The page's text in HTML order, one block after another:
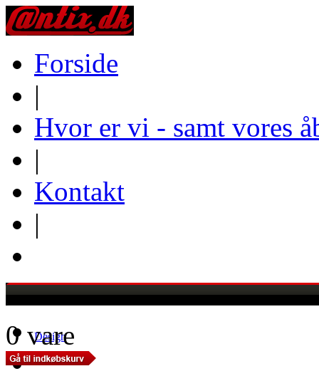
Forside
|
Hvor er vi - samt vores
|
Kontakt
|
Design
0 vare